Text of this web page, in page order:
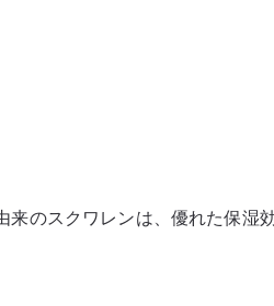
来のスクワレンは、優れた保湿